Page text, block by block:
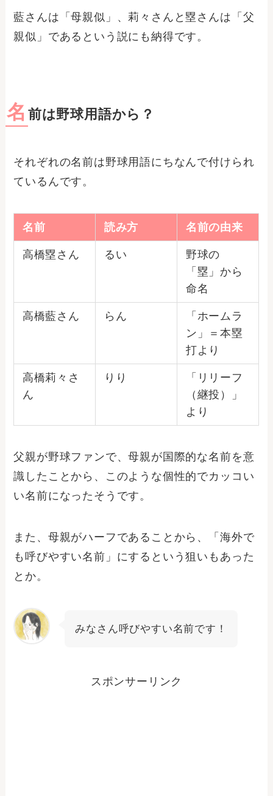
藍さんは「母親似」、莉々さんと塁さんは「父
親似」であるという説にも納得です。
名 前は野球用語から？
それぞれの名前は野球用語にちなんで付けられ
ているんです。
名前 読み方 名前の由来
高橋塁さん るい
野球の
「塁」から
命名
高橋藍さん らん
「ホームラ
ン」＝本塁
打より
高橋莉々さ
ん
りり
「リリーフ
（継投）」
より
父親が野球ファンで、母親が国際的な名前を意
識したことから、このような個性的でカッコい
い名前になったそうです。
また、母親がハーフであることから、「海外で
も呼びやすい名前」にするという狙いもあった
とか。
みなさん呼びやすい名前です！
スポンサーリンク